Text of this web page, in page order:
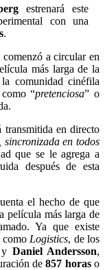
estrenará este
con una
.
a circular en
más larga de la
comunidad cinéfila
“pretenciosa” o
transmitida en directo
en todos
que se le agrega a
después de esta
el hecho de que
película más larga de
Ya que existe
como Logistics, de los
y Daniel Andersson,
de857 horaso